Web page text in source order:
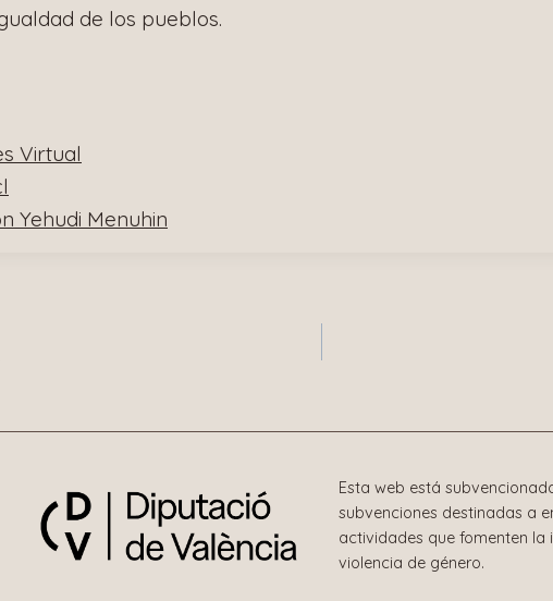
de los pueblos.
Virtual
Yehudi Menuhin
Esta web está
subvenciones destinadas a
actividades que fomenten
violencia de género.